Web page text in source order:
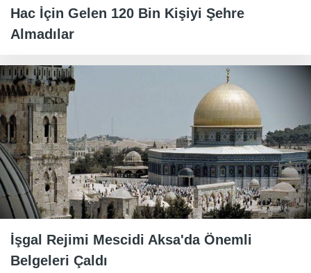
Hac İçin Gelen 120 Bin Kişiyi Şehre
Almadılar
İşgal Rejimi Mescidi Aksa'da Önemli
Belgeleri Çaldı